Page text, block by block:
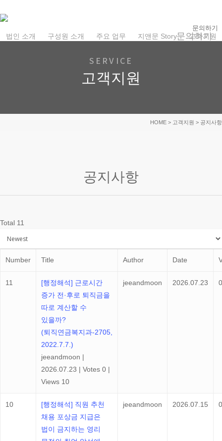
to
content
문의하기
법인 소개 구성원 소개 주요 업무 지앤문 Story 고객지원
문의하기
SERVICE
고객지원
HOME > 고객지원 > 공지사항
공지사항
Total 11
Number Title Author Date
11
[행정해석] 근로시간
증가 전·후로 퇴직금을
따로 계산할 수
있을까?
(퇴직연금복지과-2705,
2022.7.7.)
jeeandmoon |
2026.07.23 | Votes 0 |
Views 10
jeeandmoon 2026.07.23
10
[행정해석] 직원 추천
채용 포상금 지급은
법이 금지하는 영리
jeeandmoon 2026.07.15